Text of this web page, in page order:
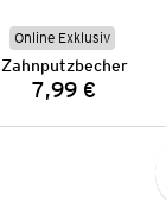
Online Exklusiv
Zahnputzbecher
Preis:
7,99 €